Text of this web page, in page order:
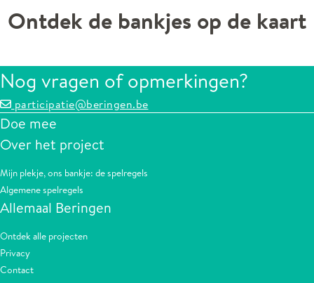
Ontdek de bankjes op de kaart
Nog vragen of opmerkingen?
participatie@beringen.be
Doe mee
Over het project
Mijn plekje, ons bankje: de spelregels
Algemene spelregels
Allemaal Beringen
Ontdek alle projecten
Privacy
Contact